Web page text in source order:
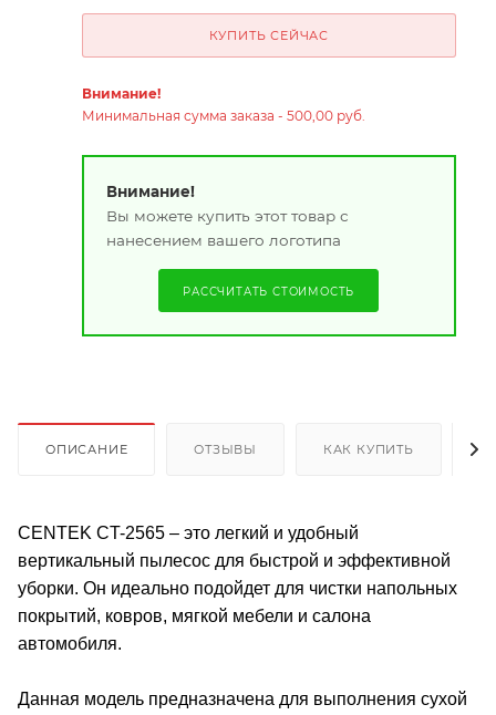
КУПИТЬ СЕЙЧАС
Внимание!
Минимальная сумма заказа - 500,00 руб.
Внимание!
Вы можете купить этот товар с
нанесением вашего логотипа
РАССЧИТАТЬ СТОИМОСТЬ
ОПИСАНИЕ ОТЗЫВЫ КАК КУПИТЬ
CENTEK CT-2565 – это легкий и удобный
вертикальный пылесос для быстрой и эффективной
уборки. Он идеально подойдет для чистки напольных
покрытий, ковров, мягкой мебели и салона
автомобиля.
Данная модель предназначена для выполнения сухой